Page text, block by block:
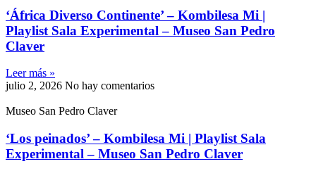
‘África Diverso Continente’ – Kombilesa Mi |
Playlist Sala Experimental – Museo San Pedro
Claver
Leer más »
julio 2, 2026 No hay comentarios
Museo San Pedro Claver
‘Los peinados’ – Kombilesa Mi | Playlist Sala
Experimental – Museo San Pedro Claver